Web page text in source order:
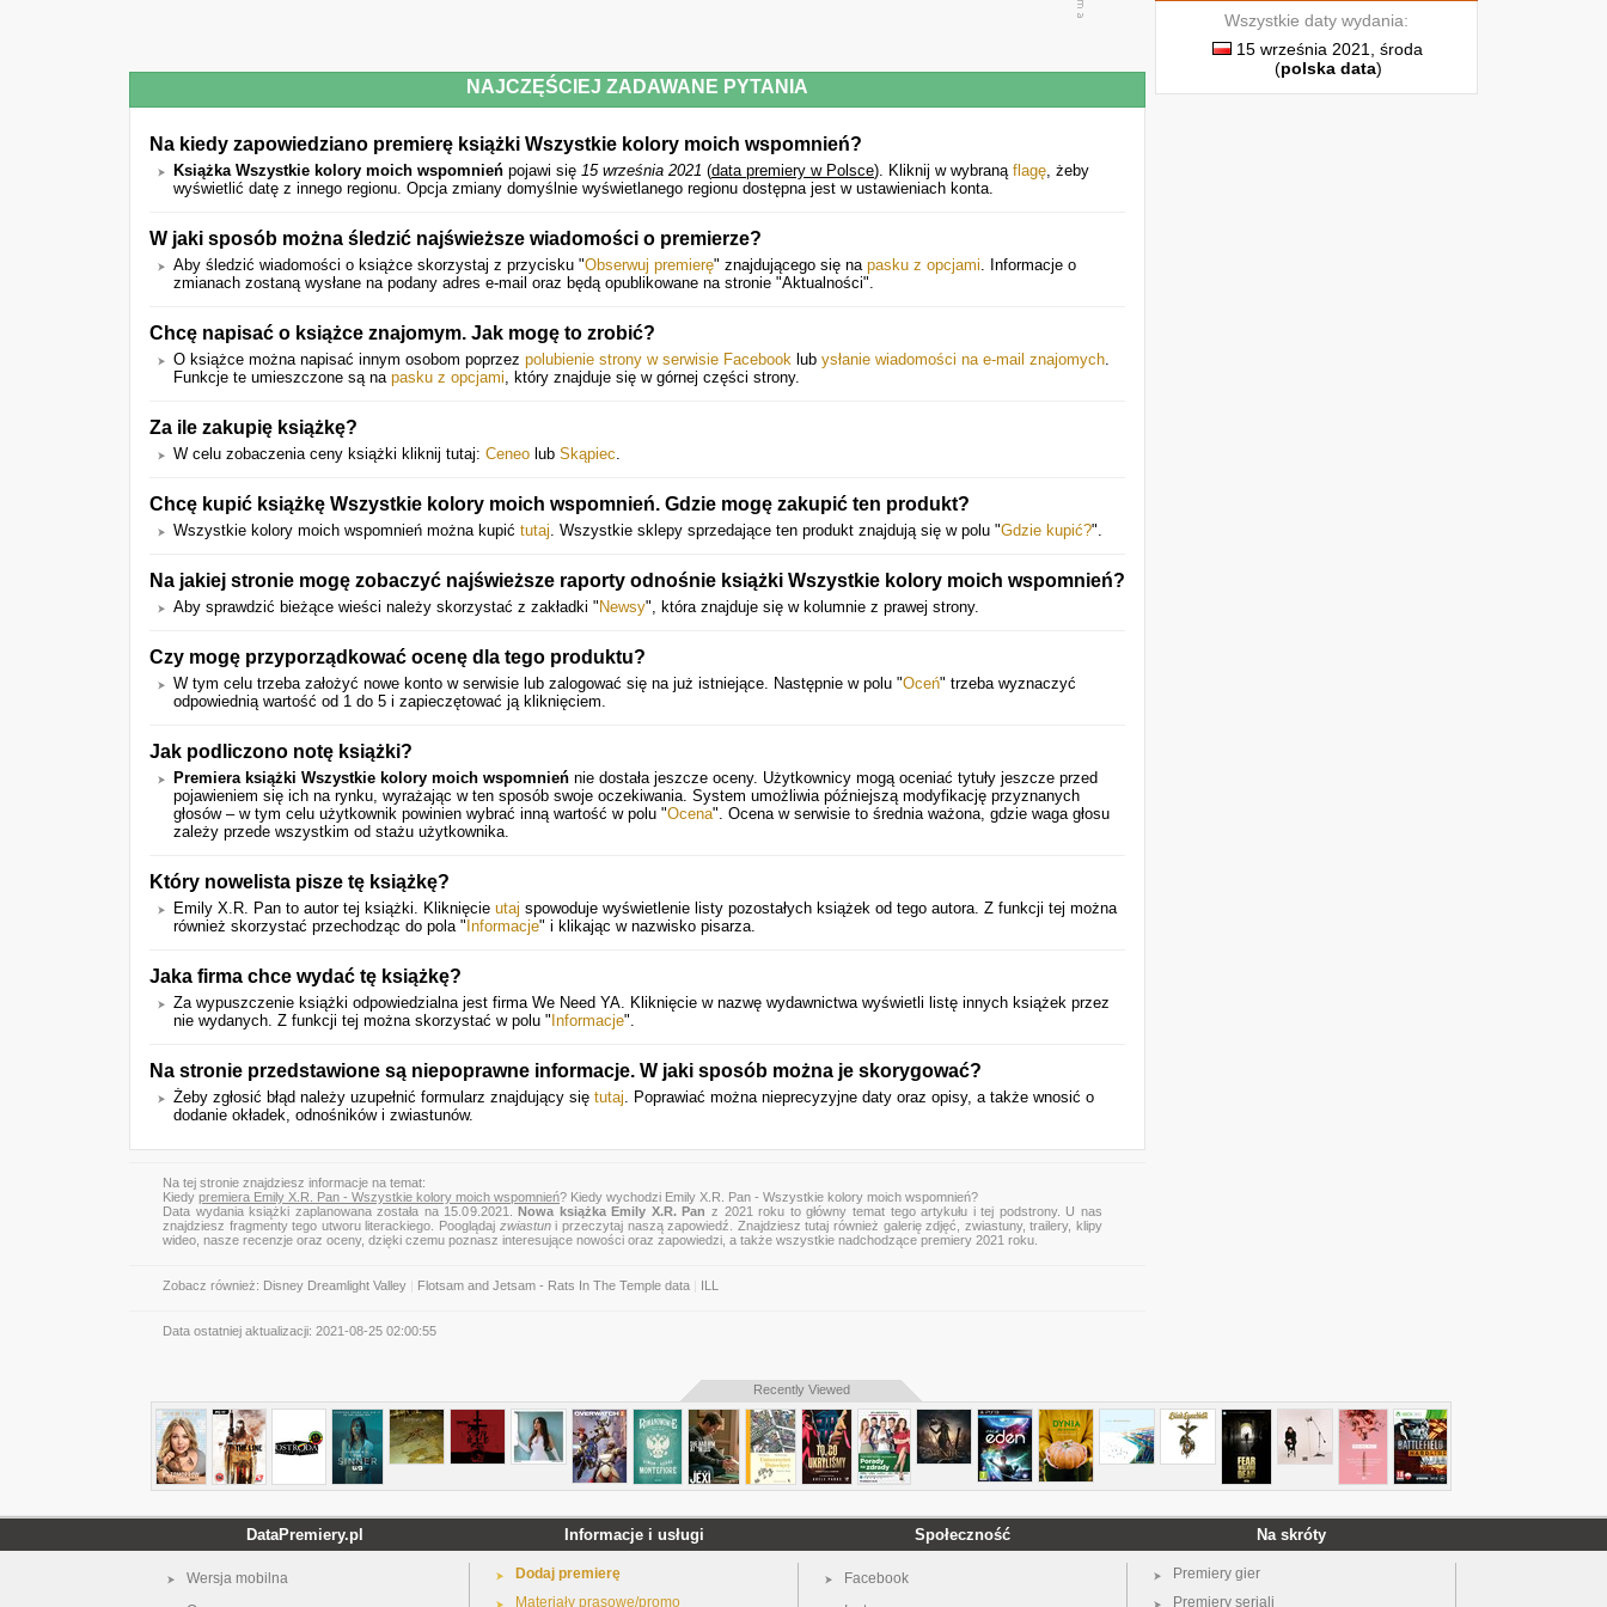
NAJCZĘŚCIEJ ZADAWANE PYTANIA
Na kiedy zapowiedziano premierę książki Wszystkie kolory moich wspomnień?
Książka Wszystkie kolory moich wspomnień pojawi się 15 września 2021 (data premiery w Polsce). Kliknij w wybraną flagę, żeby
wyświetlić datę z innego regionu. Opcja zmiany domyślnie wyświetlanego regionu dostępna jest w ustawieniach konta.
W jaki sposób można śledzić najświeższe wiadomości o premierze?
Aby śledzić wiadomości o książce skorzystaj z przycisku "Obserwuj premierę" znajdującego się na pasku z opcjami. Informacje o
zmianach zostaną wysłane na podany adres e-mail oraz będą opublikowane na stronie "Aktualności".
Chcę napisać o książce znajomym. Jak mogę to zrobić?
O książce można napisać innym osobom poprzez polubienie strony w serwisie Facebook lub ysłanie wiadomości na e-mail znajomych.
Funkcje te umieszczone są na pasku z opcjami, który znajduje się w górnej części strony.
Za ile zakupię książkę?
W celu zobaczenia ceny książki kliknij tutaj: Ceneo lub Skąpiec.
Chcę kupić książkę Wszystkie kolory moich wspomnień. Gdzie mogę zakupić ten produkt?
Wszystkie kolory moich wspomnień można kupić tutaj. Wszystkie sklepy sprzedające ten produkt znajdują się w polu "Gdzie kupić?".
Na jakiej stronie mogę zobaczyć najświeższe raporty odnośnie książki Wszystkie kolory moich wspomnień?
Aby sprawdzić bieżące wieści należy skorzystać z zakładki " Newsy", która znajduje się w kolumnie z prawej strony.
Czy mogę przyporządkować ocenę dla tego produktu?
W tym celu trzeba założyć nowe konto w serwisie lub zalogować się na już istniejące. Następnie w polu "Oceń" trzeba wyznaczyć
odpowiednią wartość od 1 do 5 i zapieczętować ją kliknięciem.
Jak podliczono notę książki?
Premiera książki Wszystkie kolory moich wspomnień nie dostała jeszcze oceny. Użytkownicy mogą oceniać tytuły jeszcze przed
pojawieniem się ich na rynku, wyrażając w ten sposób swoje oczekiwania. System umożliwia późniejszą modyfikację przyznanych
głosów – w tym celu użytkownik powinien wybrać inną wartość w polu "Ocena". Ocena w serwisie to średnia ważona, gdzie waga głosu
zależy przede wszystkim od stażu użytkownika.
Który nowelista pisze tę książkę?
Emily X.R. Pan to autor tej książki. Kliknięcie utaj spowoduje wyświetlenie listy pozostałych książek od tego autora. Z funkcji tej można
również skorzystać przechodząc do pola " Informacje" i klikając w nazwisko pisarza.
Jaka firma chce wydać tę książkę?
Za wypuszczenie książki odpowiedzialna jest firma We Need YA. Kliknięcie w nazwę wydawnictwa wyświetli listę innych książek przez
nie wydanych. Z funkcji tej można skorzystać w polu " Informacje".
Na stronie przedstawione są niepoprawne informacje. W jaki sposób można je skorygować?
Żeby zgłosić błąd należy uzupełnić formularz znajdujący się tutaj. Poprawiać można nieprecyzyjne daty oraz opisy, a także wnosić o
dodanie okładek, odnośników i zwiastunów.
Na tej stronie znajdziesz informacje na temat:
Kiedy premiera Emily X.R. Pan - Wszystkie kolory moich wspomnień? Kiedy wychodzi Emily X.R. Pan - Wszystkie kolory moich wspomnień?
Data wydania książki zaplanowana została na 15.09.2021.Nowa książka Emily X.R. Pan z 2021 roku to główny temat tego artykułu i tej podstrony. U nas
znajdziesz fragmenty tego utworu literackiego. Pooglądaj zwiastuni przeczytaj naszą zapowiedź. Znajdziesz tutaj również galerię zdjęć, zwiastuny, trailery, klipy
wideo, nasze recenzje oraz oceny, dzięki czemu poznasz interesujące nowości oraz zapowiedzi, a także wszystkie nadchodzące premiery 2021 roku.
Zobacz również: Disney Dreamlight Valley Flotsam and Jetsam - Rats In The Temple data ILL
Data ostatniej aktualizacji: 2021-08-25 02:00:55
Wszystkie daty wydania:
15 września 2021, środa
(polska data)
Recently Viewed
DataPremiery.pl
Wersja mobilna
Informacje i usługi
Dodaj premierę
Materiały prasowe/promo
Społeczność
Facebook
Na skróty
Premiery gier
Premiery seriali